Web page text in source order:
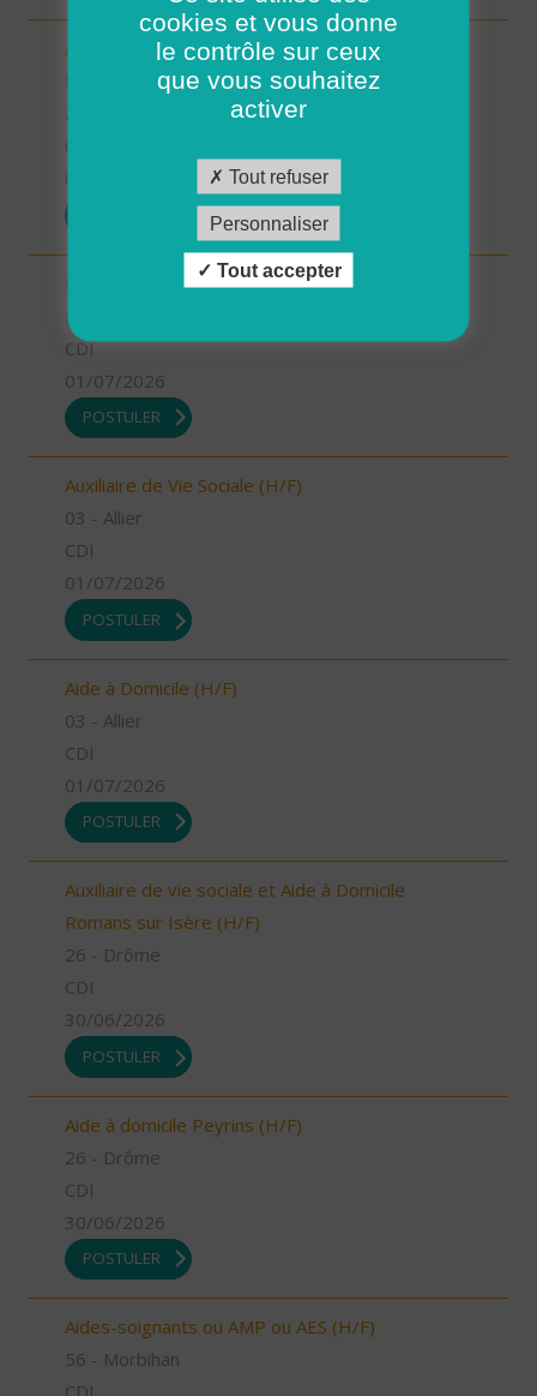
Aide-Soignant(e) à Domicile PLOUGASTEL-
DAOULAS CDD 80% (H/F)
INFIRMIER COORDINATEUR (H/F)
55 - Meuse
CDI
01/07/2026
POSTULER
Auxiliaire de Vie Sociale (H/F)
03 - Allier
CDI
01/07/2026
POSTULER
Aide à Domicile (H/F)
03 - Allier
CDI
01/07/2026
POSTULER
Auxiliaire de vie sociale et Aide à Domicile
Romans sur Isère (H/F)
26 - Drôme
CDI
30/06/2026
POSTULER
Aide à domicile Peyrins (H/F)
26 - Drôme
CDI
30/06/2026
POSTULER
Aides-soignants ou AMP ou AES (H/F)
56 - Morbihan
cookies et vous donne
le contrôle sur ceux
que vous souhaitez
activer
Tout refuser
Personnaliser
Tout accepter